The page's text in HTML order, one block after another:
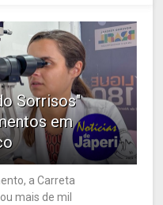
Sorrisos"
em
a Carreta
mais de mil